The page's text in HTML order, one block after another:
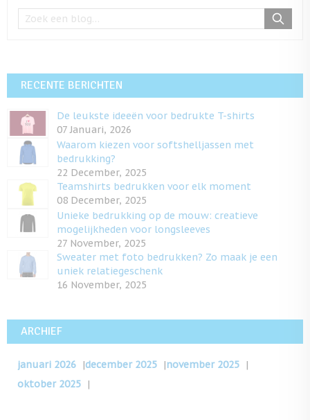
RECENTE BERICHTEN
De leukste ideeën voor bedrukte T-shirts
07 Januari, 2026
Waarom kiezen voor softshelljassen met
bedrukking?
22 December, 2025
Teamshirts bedrukken voor elk moment
08 December, 2025
Unieke bedrukking op de mouw: creatieve
mogelijkheden voor longsleeves
27 November, 2025
Sweater met foto bedrukken? Zo maak je een
uniek relatiegeschenk
16 November, 2025
ARCHIEF
januari 2026 |december 2025 |november 2025 |
oktober 2025 |